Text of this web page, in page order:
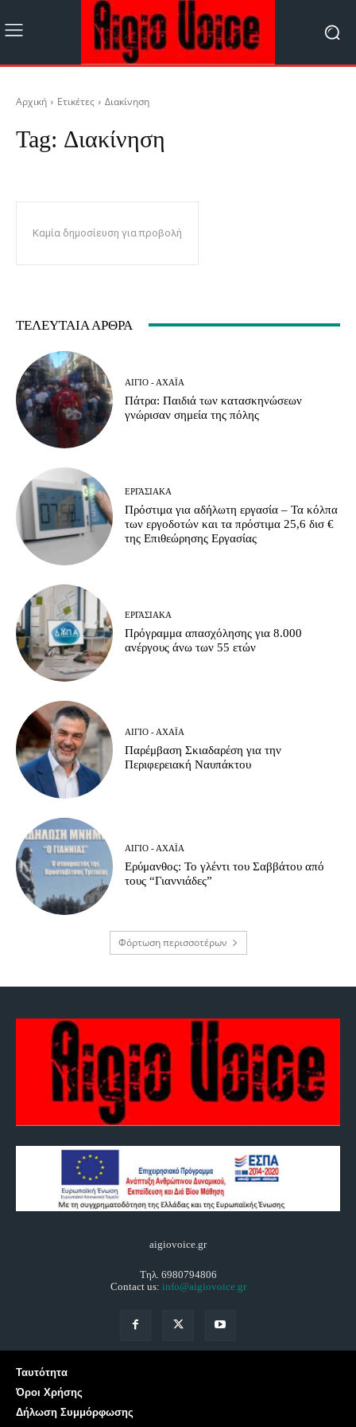
Αρχική Ετικέτες Διακίνηση
Tag: Διακίνηση
Καμία δημοσίευση για προβολή
ΤΕΛΕΥΤΑΊΑ ΆΡΘΡΑ
ΑΊΓΙΟ - ΑΧΑΪ́Α
Πάτρα: Παιδιά των κατασκηνώσεων
γνώρισαν σημεία της πόλης
ΕΡΓΑΣΙΑΚΆ
Πρόστιμα για αδήλωτη εργασία – Τα κόλπα
των εργοδοτών και τα πρόστιμα 25,6 δισ €
της Επιθεώρησης Εργασίας
ΕΡΓΑΣΙΑΚΆ
Πρόγραμμα απασχόλησης για 8.000
ανέργους άνω των 55 ετών
ΑΊΓΙΟ - ΑΧΑΪ́Α
Παρέμβαση Σκιαδαρέση για την
Περιφερειακή Ναυπάκτου
ΑΊΓΙΟ - ΑΧΑΪ́Α
Ερύμανθος: Το γλέντι του Σαββάτου από
τους “Γιαννιάδες”
Φόρτωση περισσοτέρων
aigiovoice.gr
Τηλ. 6980794806
Contact us: info@aigiovoice.gr
Ταυτότητα
Όροι Χρήσης
Δήλωση Συμμόρφωσης